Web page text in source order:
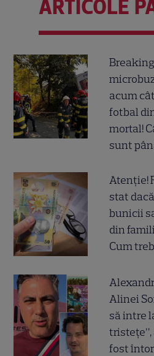
ARTICOLE
acum
fotbal
mortal!
sunt
Atenție!
stat
bunicii
din
Cum
Alinei
să intre
tristețe”,
fost